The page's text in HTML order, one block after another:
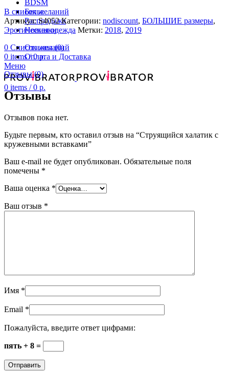
BDSM
Белье
Распродажа
Новинки
0 Список желаний
0 items / 0р.
Меню
0 items / 0 р.
В список желаний
Артикул:S4052 Категории: nodiscount, БОЛЬШИЕ размеры,
Эротическая одежда Метки: 2018, 2019
Отзывы (0)
Оплата и Доставка
Отзывы (0)
Отзывы
Отзывов пока нет.
Будьте первым, кто оставил отзыв на “Струящийся халатик с
кружевными вставками”
Ваш e-mail не будет опубликован. Обязательные поля
помечены *
Ваша оценка *
Ваш отзыв *
Имя *
Email *
Пожалуйста, введите ответ цифрами:
пять + 8 =